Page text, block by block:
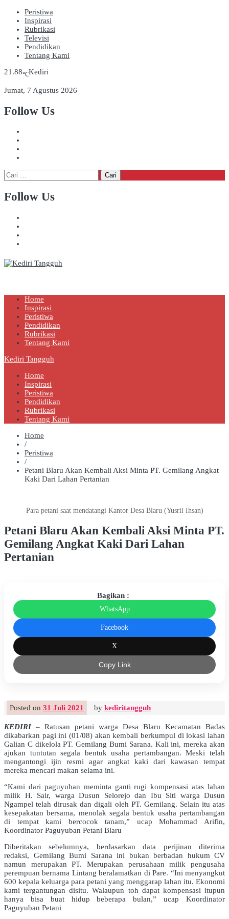
Peristiwa
Inspirasi
Rubrikasi
Televisi
Pendidikan
Tentang Kami
21.88℃Kediri
Jumat, 7 Agustus 2026
Follow Us
Cari
untuk:
Follow Us
Home
Inspirasi
Peristiwa
Pendidikan
Rubrikasi
Tentang Kami
Kediri Tangguh
Home
Inspirasi
Peristiwa
Pendidikan
Rubrikasi
Tentang Kami
Home
/
Peristiwa
/
Petani Blaru Akan Kembali Aksi Minta PT. Gemilang Angkat
Kaki Dari Lahan Pertanian
Para petani saat mendatangi Kantor Desa Blaru (Yusril Ihsan)
Petani Blaru Akan Kembali Aksi Minta PT.
Gemilang Angkat Kaki Dari Lahan
Pertanian
Bagikan :
WhatsApp
Facebook
X
Copy Link
Posted on 31 Juli 2021 by kediritangguh
KEDIRI– Ratusan petani warga Desa Blaru Kecamatan Badas
dikabarkan pagi ini (01/08) akan kembali berkumpul di lokasi lahan
Galian C dikelola PT. Gemilang Bumi Sarana. Kali ini, mereka akan
ajukan tuntutan segala bentuk usaha pertambangan. Meski telah
mengantongi ijin resmi agar angkat kaki dari kawasan tempat
mereka mencari makan selama ini.
“Kami dari paguyuban meminta ganti rugi kompensasi atas lahan
milik H. Sair, warga Dusun Selorejo dan Ibu Siti warga Dusun
Ngampel telah dirusak dan digali oleh PT. Gemilang. Selain itu atas
kesepakatan bersama, menolak segala bentuk usaha pertambangan
di tempat kami bercocok tanam,” ucap Mohammad Arifin,
Koordinator Paguyuban Petani Blaru
Diberitakan sebelumnya, berdasarkan data perijinan diterima
redaksi, Gemilang Bumi Sarana ini bukan berbadan hukum CV
namun merupakan PT. Merupakan perusahaan milik pengusaha
perempuan bernama Lintang beralamatkan di Pare. “Ini menyangkut
600 kepala keluarga para petani yang menggarap lahan itu. Ekonomi
kami tergantungan disitu. Walaupun toh dapat kompensasi itupun
hanya bisa buat hidup beberapa bulan,” ucap Koordinator
Paguyuban Petani